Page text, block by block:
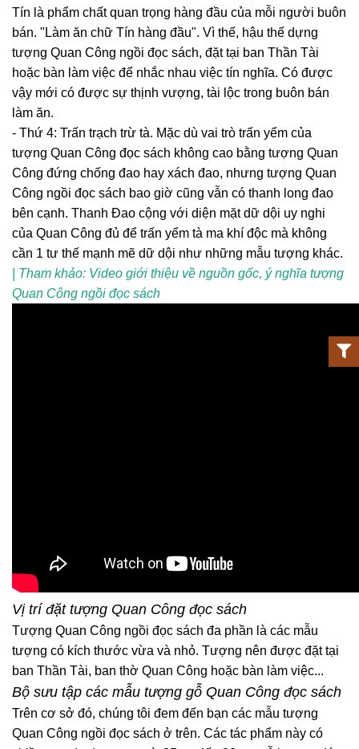
Tín là phẩm chất quan trọng hàng đầu của mỗi người buôn
bán. "Làm ăn chữ Tín hàng đầu". Vì thế, hậu thế dựng
tượng Quan Công ngồi đọc sách, đặt tại ban Thần Tài
hoặc bàn làm việc để nhắc nhau việc tín nghĩa. Có được
vậy mới có được sự thịnh vượng, tài lộc trong buôn bán
làm ăn.
- Thứ 4: Trấn trạch trừ tà. Mặc dù vai trò trấn yểm của
tượng Quan Công đọc sách không cao bằng tượng Quan
Công đứng chống đao hay xách đao, nhưng tượng Quan
Công ngồi đọc sách bao giờ cũng vẫn có thanh long đao
bên cạnh. Thanh Đao cộng với diện mặt dữ dội uy nghi
của Quan Công đủ để trấn yểm tà ma khí độc mà không
cần 1 tư thế mạnh mẽ dữ dội như những mẫu tượng khác.
| Tham khảo: Video giới thiệu về nguồn gốc, ý nghĩa tượng
Quan Công ngồi đọc sách
Vị trí đặt tượng Quan Công đọc sách
Tượng Quan Công ngồi đọc sách đa phần là các mẫu
tượng có kích thước vừa và nhỏ. Tượng nên được đặt tại
ban Thần Tài, ban thờ Quan Công hoặc bàn làm việc...
Bộ sưu tập các mẫu tượng gỗ Quan Công đọc sách
Trên cơ sở đó, chúng tôi đem đến bạn các mẫu tượng
Quan Công ngồi đọc sách ở trên. Các tác phẩm này có